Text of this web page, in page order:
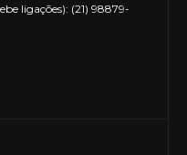
ligações): (21) 98879-